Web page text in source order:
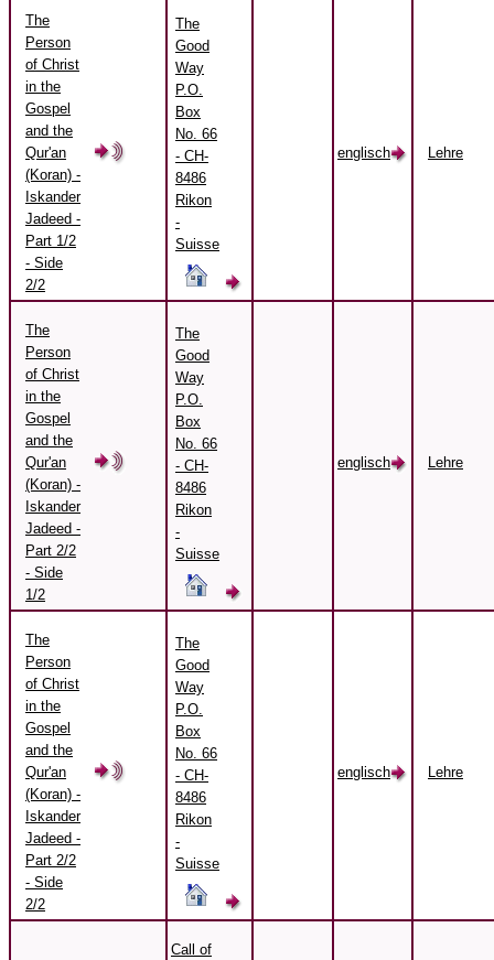
The
Person
of Christ
in the
Gospel
and the
Qur'an
(Koran) -
Iskander
Jadeed -
Part 1/2
- Side
2/2
The
Good
Way
P.O.
Box
No. 66
- CH-
8486
Rikon
-
Suisse
englisch Lehre
The
Person
of Christ
in the
Gospel
and the
Qur'an
(Koran) -
Iskander
Jadeed -
Part 2/2
- Side
1/2
The
Good
Way
P.O.
Box
No. 66
- CH-
8486
Rikon
-
Suisse
englisch Lehre
The
Person
of Christ
in the
Gospel
and the
Qur'an
(Koran) -
Iskander
Jadeed -
Part 2/2
- Side
2/2
The
Good
Way
P.O.
Box
No. 66
- CH-
8486
Rikon
-
Suisse
englisch Lehre
Call of